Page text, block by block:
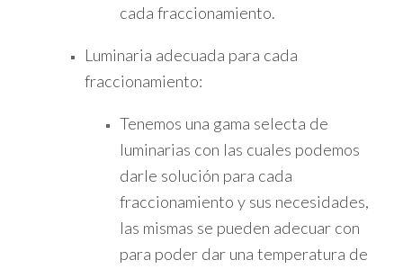
cada fraccionamiento.
Luminaria adecuada para cada
fraccionamiento:
Tenemos una gama selecta de
luminarias con las cuales podemos
darle solución para cada
fraccionamiento y sus necesidades,
las mismas se pueden adecuar con
para poder dar una temperatura de